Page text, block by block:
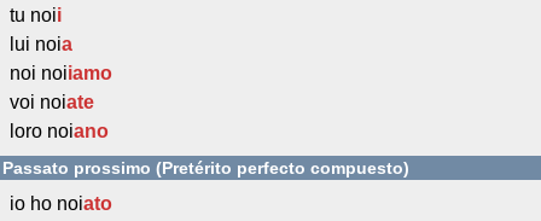
tu noii
lui noia
noi noiiamo
voi noiate
loro noiano
Passato prossimo (Pretérito perfecto compuesto)
io ho noiato